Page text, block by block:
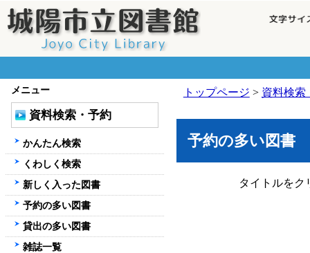
トップページ > 資料検索
予約の多い図書
タイトルをク
メニュー
資料検索・予約
かんたん検索
くわしく検索
新しく入った図書
予約の多い図書
貸出の多い図書
雑誌一覧